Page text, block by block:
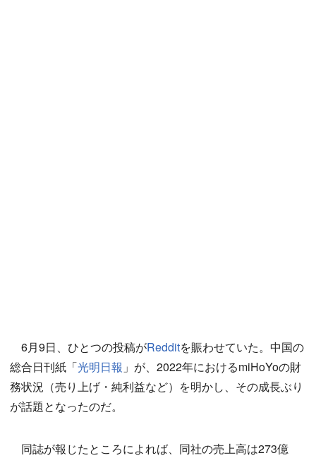
6月9日、ひとつの投稿がRedditを賑わせていた。中国の
総合日刊紙「光明日報 」が、2022年におけるmiHoYoの財
務状況（売り上げ・純利益など）を明かし、その成長ぶり
が話題となったのだ。
同誌が報じたところによれば、同社の売上高は273億